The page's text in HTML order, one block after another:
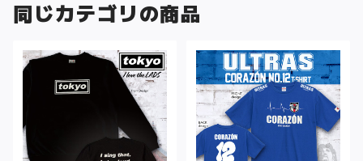
同じカテゴリの商品